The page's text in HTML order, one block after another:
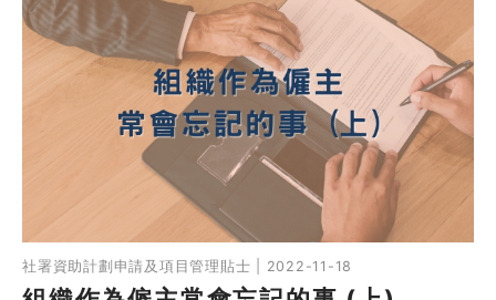
社署資助計劃申請及項目管理貼士 | 2022-11-18